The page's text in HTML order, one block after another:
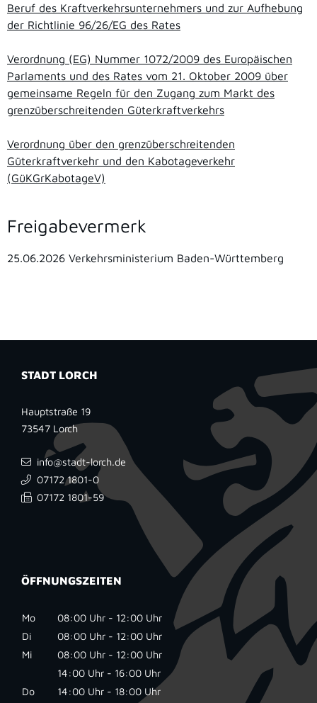
Beruf des Kraftverkehrsunternehmers und zur Aufhebung
der Richtlinie 96/26/EG des Rates
Verordnung (EG) Nummer 1072/2009 des Europäischen
Parlaments und des Rates vom 21. Oktober 2009 über
gemeinsame Regeln für den Zugang zum Markt des
grenzüberschreitenden Güterkraftverkehrs
Verordnung über den grenzüberschreitenden
Güterkraftverkehr und den Kabotageverkehr
(GüKGrKabotageV)
Freigabevermerk
25.06.2026 Verkehrsministerium Baden-Württemberg
STADT LORCH
Hauptstraße 19
73547 Lorch
info@stadt-lorch.de
07172 1801-0
07172 1801-59
ÖFFNUNGSZEITEN
Mo
08:00 Uhr - 12:00 Uhr
Di
08:00 Uhr - 12:00 Uhr
Mi
08:00 Uhr - 12:00 Uhr
14:00 Uhr - 16:00 Uhr
Do
14:00 Uhr - 18:00 Uhr